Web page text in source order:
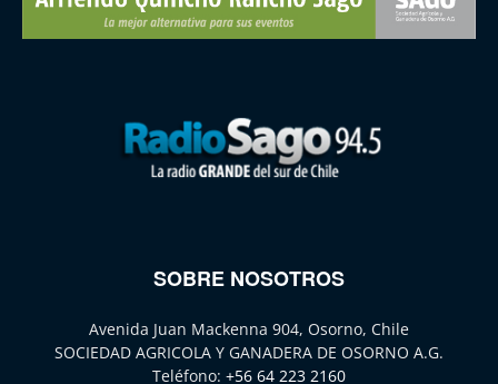
SOBRE NOSOTROS
Avenida Juan Mackenna 904, Osorno, Chile
SOCIEDAD AGRICOLA Y GANADERA DE OSORNO A.G.
Teléfono: +56 64 223 2160